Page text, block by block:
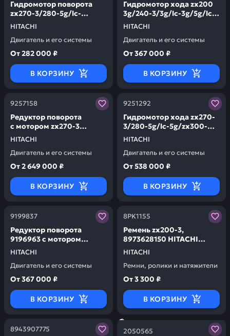
HITACHI
Гидромотор поворота
zx270-3/280-5g/lc-
5g/300-5a lc-5a/lch-5a 6a
HITACHI 4621174
Двигатель и его системы
От282 000 ₽
В КОРЗИНУ
HITACHI
Гидромотор хода zx200
3g/240-3/3g/lc-3g/5g/lc-
5g/5а HITACHI 9257553
Двигатель и его системы
От367 000 ₽
В КОРЗИНУ
9257158
HITACHI
Редуктор поворота
с мотором zx270-3
HITACHI 9257158
Двигатель и его системы
Заказывая запчасти у нас, вы получаете гарантию
От2 649 000 ₽
В КОРЗИНУ
9251292
HITACHI
Гидромотор хода zx270-
3/280-5g/lc-5g/zx300-
5a/lc-5a HITACHI 9251292
Двигатель и его системы
Заказывая запчасти у
От538 000 ₽
В КОРЗИНУ
9199837
HITACHI
Редуктор поворота
9196963 с мотором
4398514 zx200 3
3g/210lcn-g/3g HITACHI
9199837
Двигатель и его системы
Заказывая запчасти у нас, вы получаете гарантию
От367 000 ₽
В КОРЗИНУ
8PK1155
HITACHI
Ремень zx200-3,
8973628150 HITACHI
8PK1155
Ремни, ролики и натяжители
Заказывая запчасти у
От3 300 ₽
В КОРЗИНУ
8943907775
Заказывая запчасти у нас, вы получаете гарантию
2050565
Заказывая запчасти у